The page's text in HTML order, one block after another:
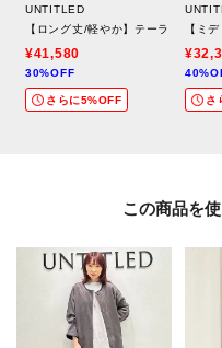
UNTITLED
【ロング丈/軽やか】テーラード リ
¥41,580
30%OFF
さらに5%OFF
【ミ
さ
この商品を